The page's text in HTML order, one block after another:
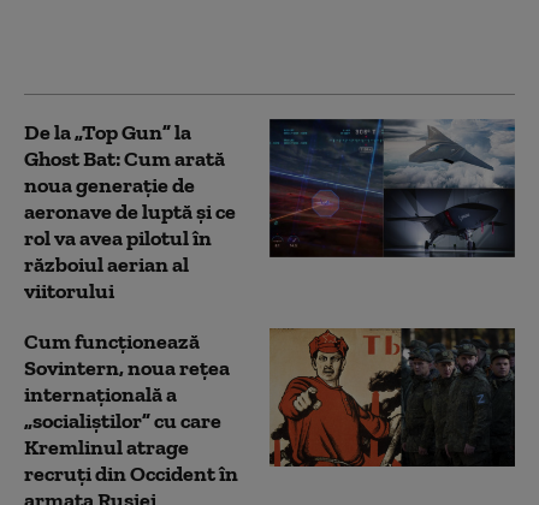
De la „Top Gun” la
Ghost Bat: Cum arată
noua generație de
aeronave de luptă și ce
rol va avea pilotul în
războiul aerian al
viitorului
Cum funcționează
Sovintern, noua rețea
internațională a
„socialiștilor” cu care
Kremlinul atrage
recruți din Occident în